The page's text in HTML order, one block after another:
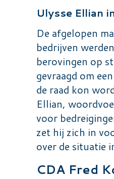
Ulysse Ellian
De afgelopen
bedrijven
berovingen op
gevraagd om
de raad kon
Ellian,
voor
zet hij zich in
over de situatie
CDA Fred